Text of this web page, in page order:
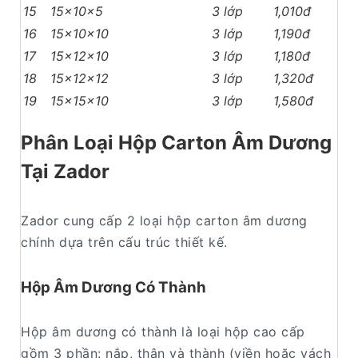
15 15x10x5 3 lớp 1,010đ
16
15x10x10 3 lớp 1,190đ
17
15x12x10 3 lớp 1,180đ
18
15x12x12 3 lớp 1,320đ
19
15x15x10 3 lớp 1,580đ
Phân Loại Hộp Carton Âm Dương
Tại Zador
Zador cung cấp 2 loại hộp carton âm dương
chính dựa trên cấu trúc thiết kế.
Hộp Âm Dương Có Thành
Hộp âm dương có thành là loại hộp cao cấp
gồm 3 phần: nắp, thân và thành (viền hoặc vách